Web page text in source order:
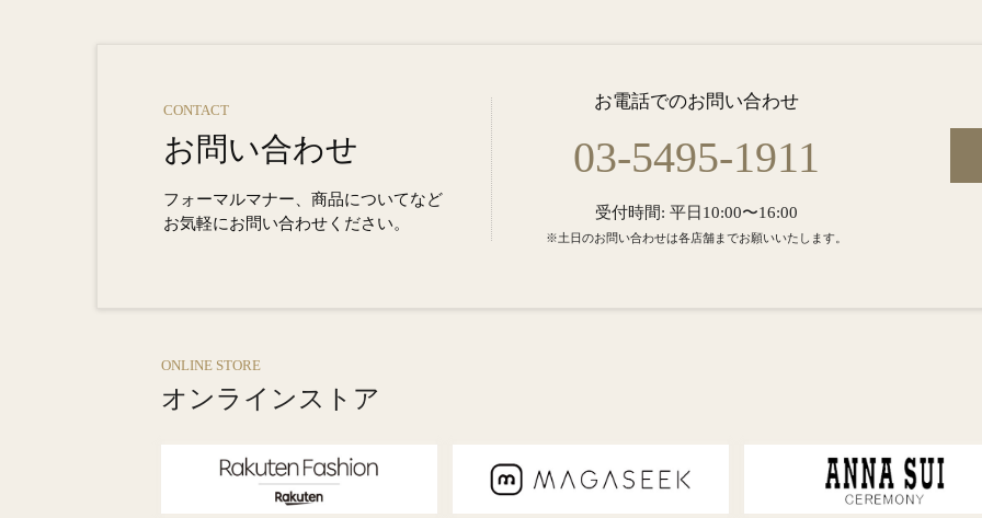
CONTACT
お問い合わせ
フォーマルマナー、商品についてなど
お気軽にお問い合わせください。
お電話でのお問い合わせ
03-5495-1911
受付時間: 平日10:00〜16:00
※土日のお問い合わせは各店舗までお願いいたします。
オンラインストア
ONLINE STORE